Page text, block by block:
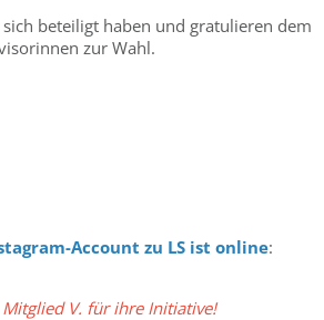
beteiligt haben und gratulieren dem
zur Wahl.
Account zu LS ist online:
V. für ihre Initiative!